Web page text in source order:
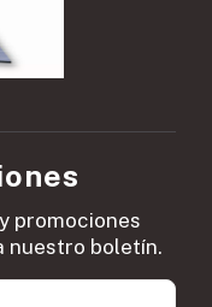
promociones
nuestro boletín.